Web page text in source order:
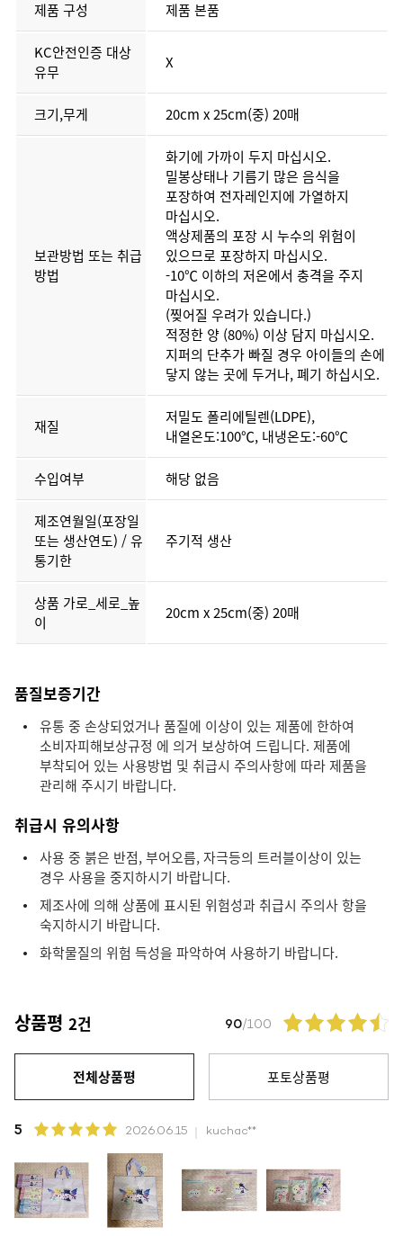
제품 구성 제품 본품
KC안전인증 대상
유무
X
크기,무게 20cm x 25cm(중) 20매
보관방법 또는 취급
방법
화기에 가까이 두지 마십시오.
밀봉상태나 기름기 많은 음식을
포장하여 전자레인지에 가열하지
마십시오.
액상제품의 포장 시 누수의 위험이
있으므로 포장하지 마십시오.
-10℃ 이하의 저온에서 충격을 주지
마십시오.
(찢어질 우려가 있습니다.)
적정한 양 (80%) 이상 담지 마십시오.
지퍼의 단추가 빠질 경우 아이들의 손에
닿지 않는 곳에 두거나, 폐기 하십시오.
재질
저밀도 폴리에틸렌(LDPE),
내열온도:100℃, 내냉온도:-60℃
수입여부 해당 없음
제조연월일(포장일
또는 생산연도) / 유
통기한
주기적 생산
상품 가로_세로_높
이
20cm x 25cm(중) 20매
품질보증기간
유통 중 손상되었거나 품질에 이상이 있는 제품에 한하여
소비자피해보상규정 에 의거 보상하여 드립니다. 제품에
부착되어 있는 사용방법 및 취급시 주의사항에 따라 제품을
관리해 주시기 바랍니다.
취급시 유의사항
사용 중 붉은 반점, 부어오름, 자극등의 트러블이상이 있는
경우 사용을 중지하시기 바랍니다.
제조사에 의해 상품에 표시된 위험성과 취급시 주의사 항을
숙지하시기 바랍니다.
화학물질의 위험 득성을 파악하여 사용하기 바랍니다.
상품평 2건 90/100
전체상품평 포토상품평
5 2026.06.15 kuchac**